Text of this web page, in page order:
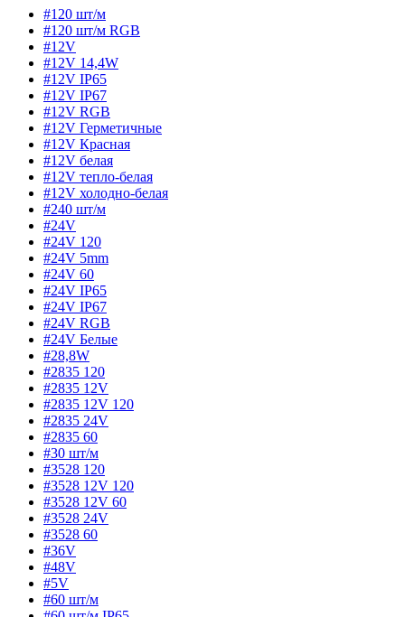
#120 шт/м
#120 шт/м RGB
#12V
#12V 14,4W
#12V IP65
#12V IP67
#12V RGB
#12V Герметичные
#12V Красная
#12V белая
#12V тепло-белая
#12V холодно-белая
#240 шт/м
#24V
#24V 120
#24V 5mm
#24V 60
#24V IP65
#24V IP67
#24V RGB
#24V Белые
#28,8W
#2835 120
#2835 12V
#2835 12V 120
#2835 24V
#2835 60
#30 шт/м
#3528 120
#3528 12V 120
#3528 12V 60
#3528 24V
#3528 60
#36V
#48V
#5V
#60 шт/м